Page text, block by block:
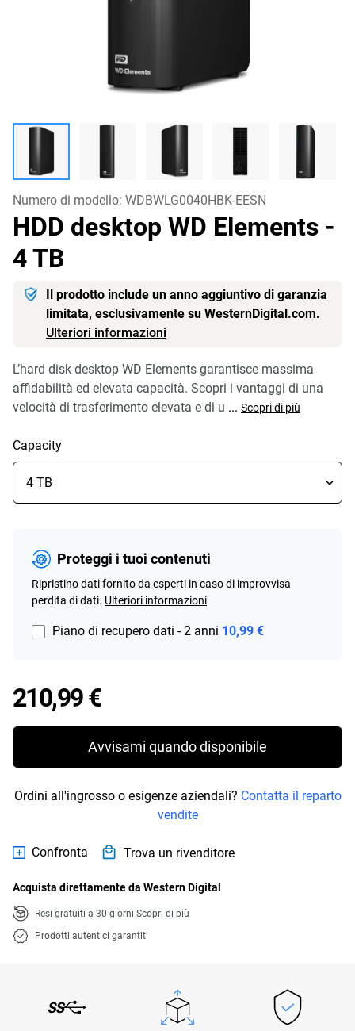
Numero di modello: WDBWLG0040HBK-EESN
HDD desktop WD Elements -
4 TB
Il prodotto include un anno aggiuntivo di garanzia
limitata, esclusivamente su WesternDigital.com.
Ulteriori informazioni
L’hard disk desktop WD Elements garantisce massima
affidabilità ed elevata capacità. Scopri i vantaggi di una
velocità di trasferimento elevata e di u ... Scopri di più
Capacity
Proteggi i tuoi contenuti
Ripristino dati fornito da esperti in caso di improvvisa
perdita di dati. Ulteriori informazioni
Piano di recupero dati - 2 anni 10,99 €
210,99 €Price 210,99 €
Avvisami quando disponibile
Ordini all'ingrosso o esigenze aziendali? Contatta il reparto
vendite
Confronta Trova un rivenditore
Acquista direttamente da Western Digital
Resi gratuiti a 30 giorni Scopri di più
Prodotti autentici garantiti